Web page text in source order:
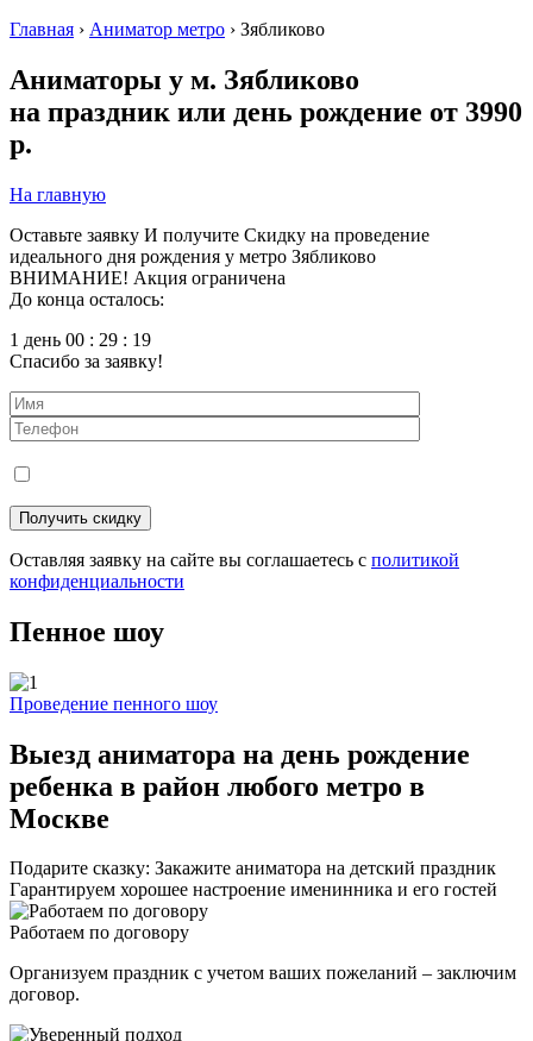
Главная › Аниматор метро › Зябликово
Аниматоры у м. Зябликово
на праздник или день рождение от 3990
р.
На главную
Оставьте заявку И получите Скидку на проведение
идеального дня рождения у метро Зябликово
ВНИМАНИЕ! Акция ограничена
До конца осталось:
1 день 00 : 29 : 18
Спасибо за заявку!
Оставляя заявку на сайте вы соглашаетесь с политикой
конфиденциальности
Пенное шоу
Проведение пенного шоу
Выезд аниматора на день рождение
ребенка в район любого метро в
Москве
Подарите сказку: Закажите аниматора на детский праздник
Гарантируем хорошее настроение именинника и его гостей
Работаем по договору
Организуем праздник с учетом ваших пожеланий – заключим
договор.